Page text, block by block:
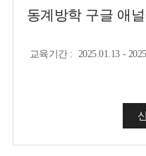
동계방학 구글 애
교육기간: 2025.01.13 -